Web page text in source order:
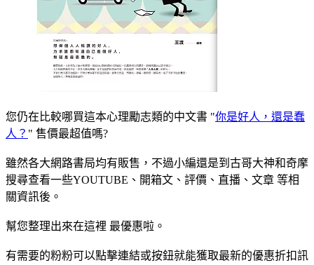
您仍在比較哪買這本心理勵志類的中文書 "你是好人，還是蠢
人？ " 售價最超值嗎?
雖然各大網路書局均有販售，不過小編還是到古哥大神和奇摩
搜尋查看一些YOUTUBE、開箱文、評價、直播、文章 等相
關資訊後。
幫您整理出來在這裡 最優惠啦。
有需要的粉粉可以點擊連結或按鈕就能獲取最新的優惠折扣訊